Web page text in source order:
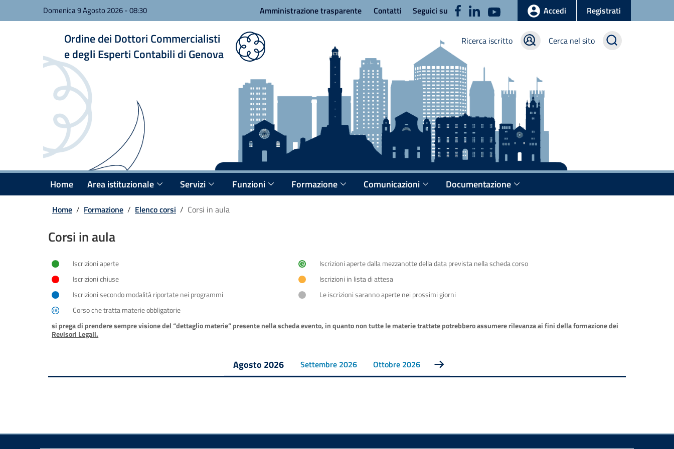
Domenica 9 Agosto 2026-08:30 Amministrazione trasparente Contatti Seguici su Accedi Registrati
Ordine dei Dottori Commercialisti
e degli Esperti Contabili di Genova
Ricerca iscritto Cerca nel sito
Home Area istituzionale Servizi Funzioni Formazione Comunicazioni Documentazione
Home / Formazione / Elenco corsi / Corsi in aula
Corsi in aula
Iscrizioni aperte
Iscrizioni aperte dalla mezzanotte della data prevista nella scheda corso
Iscrizioni chiuse
Iscrizioni in lista di attesa
Iscrizioni secondo modalità riportate nei programmi
Le iscrizioni saranno aperte nei prossimi giorni
Corso che tratta materie obbligatorie
si prega di prendere sempre visione del “dettaglio materie” presente nella scheda evento, in quanto non tutte le materie trattate potrebbero assumere rilevanza ai fini della formazione dei
Revisori Legali.
Agosto 2026 Settembre 2026 Ottobre 2026